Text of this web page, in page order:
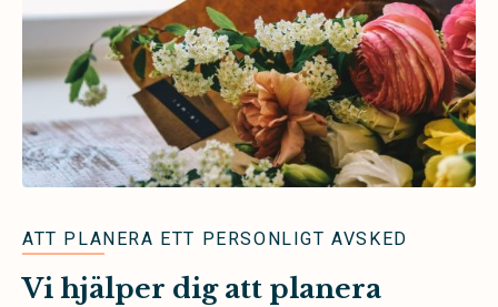
ATT PLANERA ETT PERSONLIGT AVSKED
Vi hjälper dig att planera